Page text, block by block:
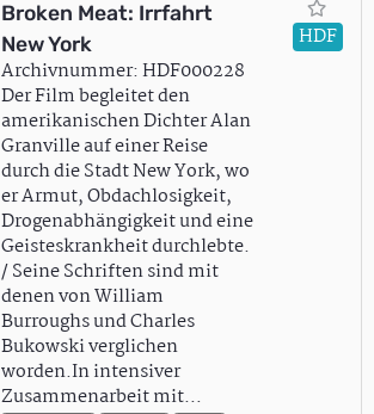
Broken Meat: Irrfahrt
New York
Archivnummer: HDF000228
Der Film begleitet den
amerikanischen Dichter Alan
Granville auf einer Reise
durch die Stadt New York, wo
er Armut, Obdachlosigkeit,
Drogenabhängigkeit und eine
Geisteskrankheit durchlebte.
/ Seine Schriften sind mit
denen von William
Burroughs und Charles
Bukowski verglichen
worden.In intensiver
Zusammenarbeit mit…
HDF